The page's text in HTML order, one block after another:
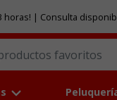
horas! | Consulta